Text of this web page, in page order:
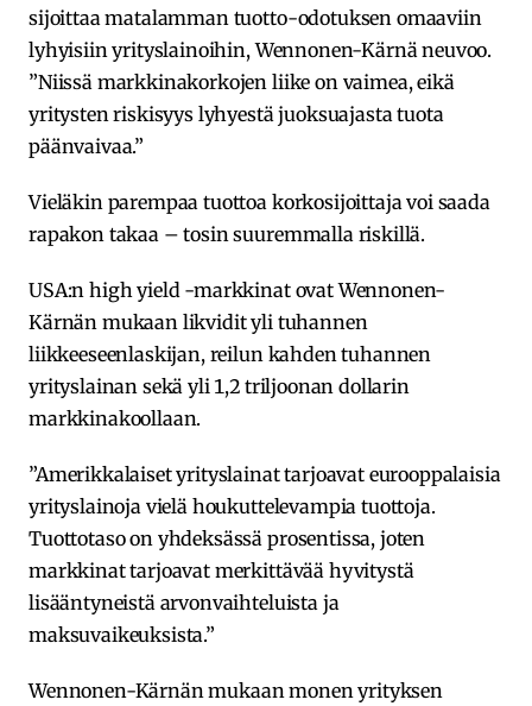
sijoittaa matalamman tuotto-odotuksen omaaviin
lyhyisiin yrityslainoihin, Wennonen-Kärnä neuvoo.
”Niissä markkinakorkojen liike on vaimea, eikä
yritysten riskisyys lyhyestä juoksuajasta tuota
päänvaivaa.”
Vieläkin parempaa tuottoa korkosijoittaja voi saada
rapakon takaa – tosin suuremmalla riskillä.
USA:n high yield -markkinat ovat Wennonen-
Kärnän mukaan likvidit yli tuhannen
liikkeeseenlaskijan, reilun kahden tuhannen
yrityslainan sekä yli 1,2 triljoonan dollarin
markkinakoollaan.
”Amerikkalaiset yrityslainat tarjoavat eurooppalaisia
yrityslainoja vielä houkuttelevampia tuottoja.
Tuottotaso on yhdeksässä prosentissa, joten
markkinat tarjoavat merkittävää hyvitystä
lisääntyneistä arvonvaihteluista ja
maksuvaikeuksista.”
Wennonen-Kärnän mukaan monen yrityksen